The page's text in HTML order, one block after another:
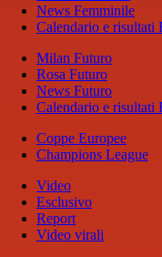
News Femminile
Calendario e risultati
Milan Futuro
Rosa Futuro
News Futuro
Calendario e risultati
Coppe Europee
Champions League
Video
Esclusivo
Report
Video virali